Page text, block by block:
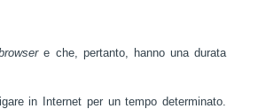
e che, pertanto, hanno una durata
in Internet per un tempo determinato.